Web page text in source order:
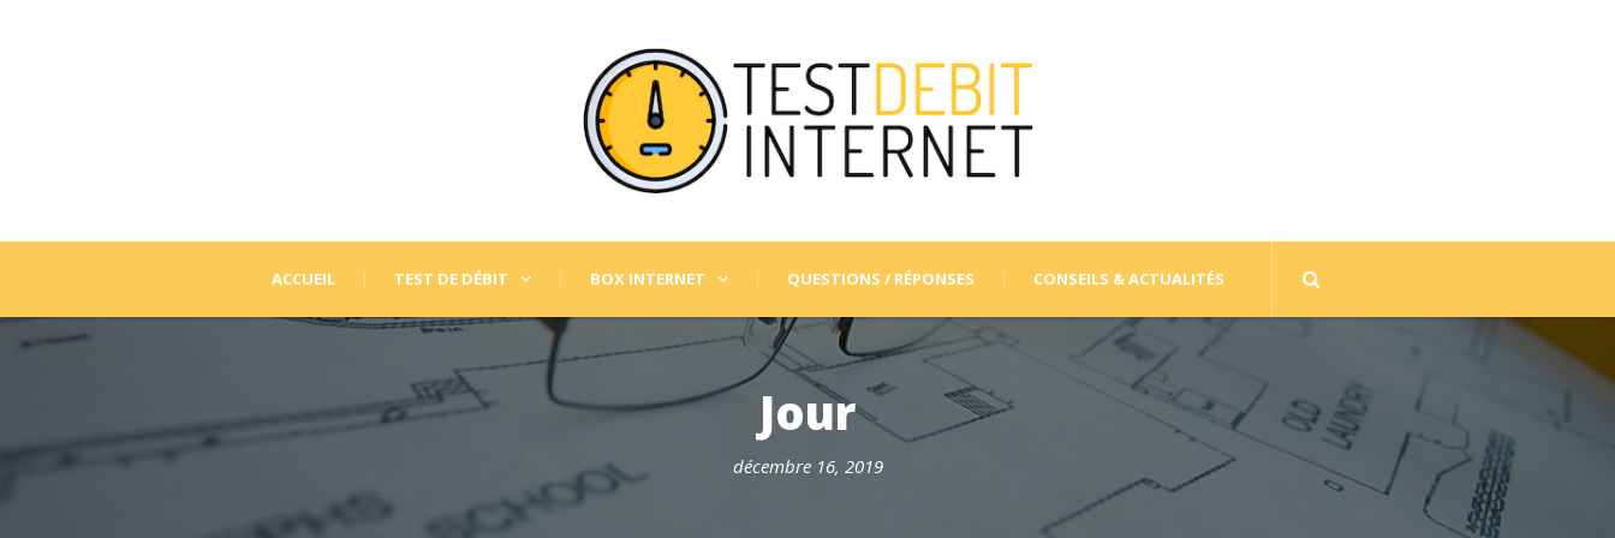
ACCUEIL TEST DE DÉBIT BOX INTERNET QUESTIONS / RÉPONSES CONSEILS & ACTUALITÉS
Jour
décembre 16, 2019